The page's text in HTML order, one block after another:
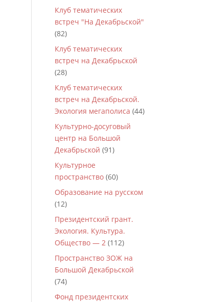
Клуб тематических
встреч "На Декабрьской"
(82)
Клуб тематических
встреч на Декабрьской
(28)
Клуб тематических
встреч на Декабрьской.
Экология мегаполиса (44)
Культурно-досуговый
центр на Большой
Декабрьской (91)
Культурное
пространство (60)
Образование на русском
(12)
Президентский грант.
Экология. Культура.
Общество — 2 (112)
Пространство ЗОЖ на
Большой Декабрьской
(74)
Фонд президентских